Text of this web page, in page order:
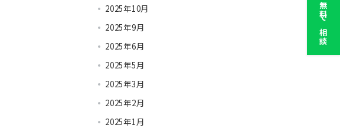
2025年10月
2025年9月
2025年6月
2025年5月
2025年3月
2025年2月
2025年1月
無料で相談